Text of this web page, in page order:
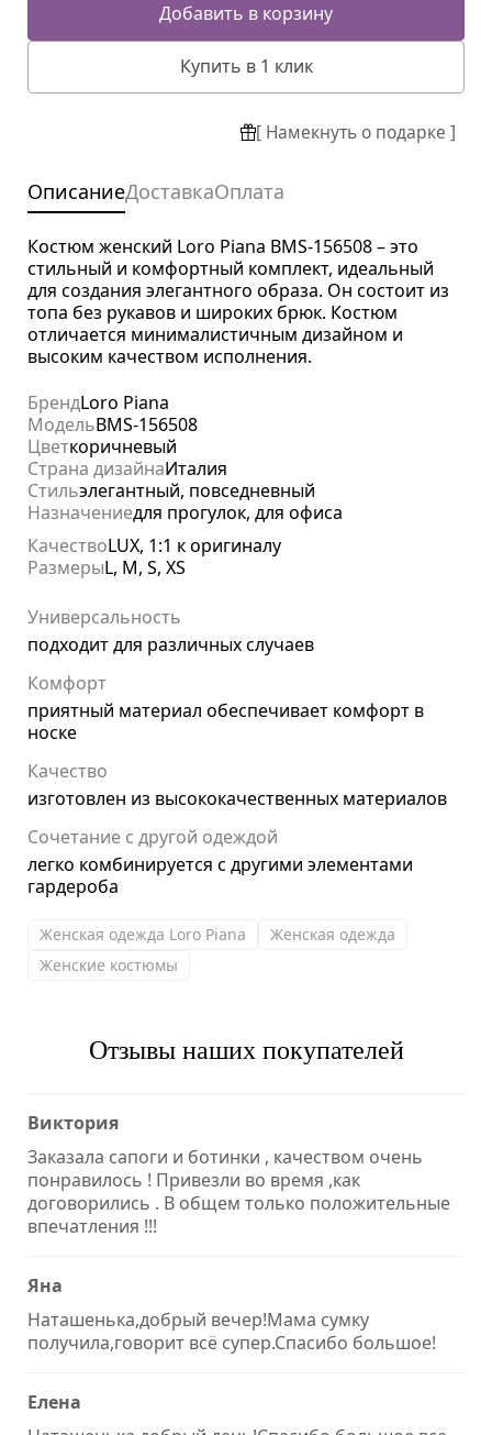
Добавить в корзину
Купить в 1 клик
[ Намекнуть о подарке ]
ОписаниеДоставкаОплата
Костюм женский Loro Piana BMS-156508 – это
стильный и комфортный комплект, идеальный
для создания элегантного образа. Он состоит из
топа без рукавов и широких брюк. Костюм
отличается минималистичным дизайном и
высоким качеством исполнения.
БрендLoro Piana
МодельBMS-156508
Цветкоричневый
Страна дизайнаИталия
Стильэлегантный, повседневный
Назначениедля прогулок, для офиса
КачествоLUX, 1:1 к оригиналу
РазмерыL, M, S, XS
Универсальность
подходит для различных случаев
Комфорт
приятный материал обеспечивает комфорт в
носке
Качество
изготовлен из высококачественных материалов
Сочетание с другой одеждой
легко комбинируется с другими элементами
гардероба
Женская одежда Loro Piana
Женская одежда
Женские костюмы
Отзывы наших покупателей
Виктория
Заказала сапоги и ботинки , качеством очень
понравилось ! Привезли во время ,как
договорились . В общем только положительные
впечатления !!!
Яна
Наташенька,добрый вечер!Мама сумку
получила,говорит всё супер.Спасибо большое!
Елена